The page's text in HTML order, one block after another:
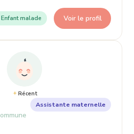
Enfant malade Voir le profil
Récent
maternelle
Assistante maternelle